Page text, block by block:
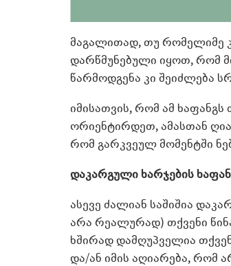
მაგალითად, თუ რომელიმე
დარწმუნებული იყოთ, რომ
წარმოდგენა კი შეიძლება
იმისათვის, რომ ამ
ორიენტირდეთ, ამასთან
რომ გარკვეულ მომენტში
დაკარგული ხარჯების
ასევე ძალიან საშიშია
არა რეალურად) თქვენი
ხშირად დამღუპველია
და/ან იმის აღიარება, რომ